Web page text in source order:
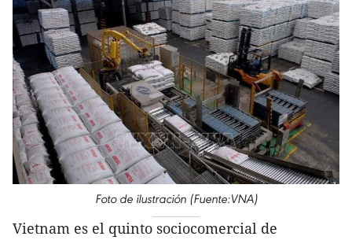
Foto de ilustración (Fuente:VNA)
Vietnam es el quinto sociocomercial de